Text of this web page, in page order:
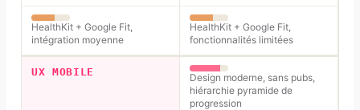
HealthKit + Google Fit,
intégration moyenne
HealthKit + Google Fit,
fonctionnalités limitées
UX MOBILE
Design moderne, sans pubs,
hiérarchie pyramide de
progression